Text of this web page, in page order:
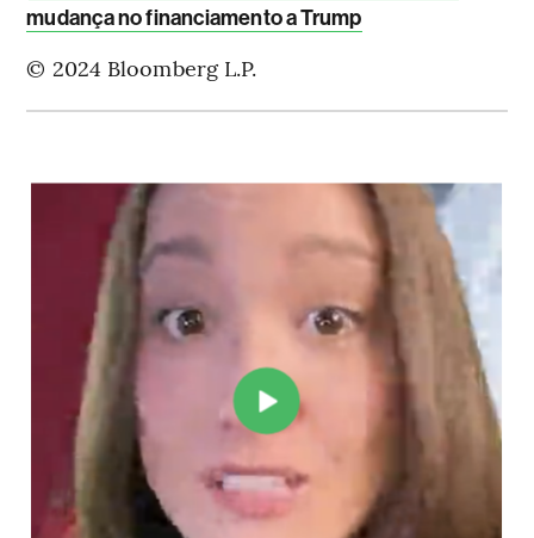
mudança no financiamento a Trump
© 2024 Bloomberg L.P.